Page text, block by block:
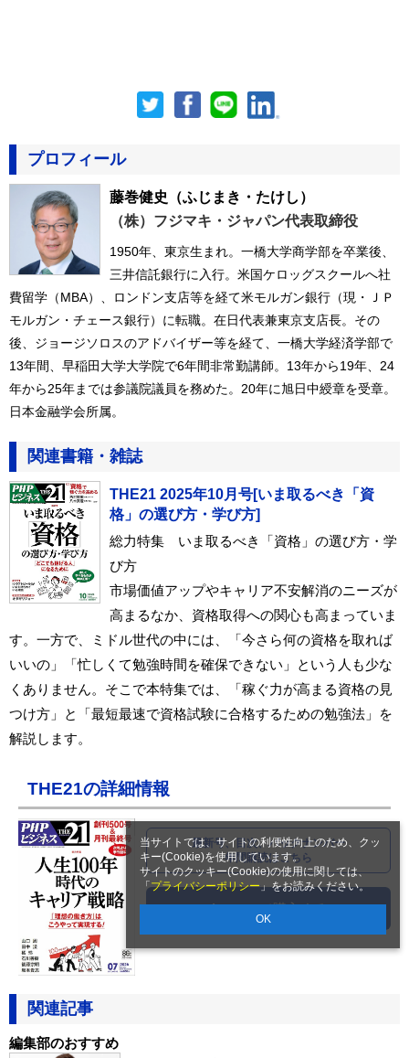
当サイトでは、サイトの利便性向上のため、クッ
キー(Cookie)を使用しています。
サイトのクッキー(Cookie)の使用に関しては、
「プライバシーポリシー」をお読みください。
OK
プロフィール
藤巻健史
（ふじまき・たけし）
（株）フジマキ・ジャパン代表取締役
1950年、東京生まれ。一橋大学商学部を卒業後、
三井信託銀行に入行。米国ケロッグスクールへ社
費留学（MBA）、ロンドン支店等を経て米モルガン銀行（現・ＪＰ
モルガン・チェース銀行）に転職。在日代表兼東京支店長。その
後、ジョージソロスのアドバイザー等を経て、一橋大学経済学部で
13年間、早稲田大学大学院で6年間非常勤講師。13年から19年、24
年から25年までは参議院議員を務めた。20年に旭日中綬章を受章。
日本金融学会所属。
関連書籍・雑誌
THE21 2025年10月号[いま取るべき「資
格」の選び方・学び方]
総力特集 いま取るべき「資格」の選び方・学
び方
市場価値アップやキャリア不安解消のニーズが
高まるなか、資格取得への関心も高まっていま
す。一方で、ミドル世代の中には、「今さら何の資格を取れば
いいの」「忙しくて勉強時間を確保できない」という人も少な
くありません。そこで本特集では、「稼ぐ力が高まる資格の見
つけ方」と「最短最速で資格試験に合格するための勉強法」を
解説します。
THE21の詳細情報
最新号、目次、バックナンバー
年間購読はこちら
Amazonで購入する
関連記事
編集部のおすすめ